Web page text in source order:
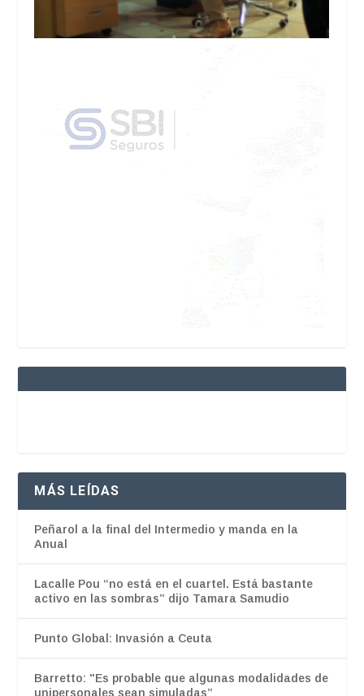
MÁS LEÍDAS
Peñarol a la final del Intermedio y manda en la
Anual
Lacalle Pou “no está en el cuartel. Está bastante
activo en las sombras” dijo Tamara Samudio
Punto Global: Invasión a Ceuta
Barretto: "Es probable que algunas modalidades de
unipersonales sean simuladas”